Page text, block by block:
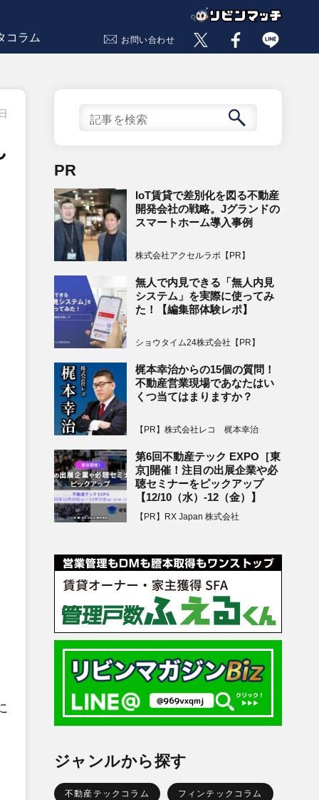
コラム お問い合わせ
PR
IoT賃貸で差別化を図る不動産
開発会社の戦略。Jグランドの
スマートホーム導入事例
株式会社アクセルラボ【PR】
無人で内見できる「無人内見
システム」を実際に使ってみ
た！【編集部体験レポ】
ショウタイム24株式会社【PR】
梶本幸治からの15個の質問！
不動産営業現場であなたはい
くつ当てはまりますか？
【PR】株式会社レコ 梶本幸治
第6回不動産テック EXPO［東
京]開催！注目の出展企業や必
聴セミナーをピックアップ
【12/10（水）-12（金）】
【PR】RX Japan 株式会社
ジャンルから探す
不動産テックコラム フィンテックコラム